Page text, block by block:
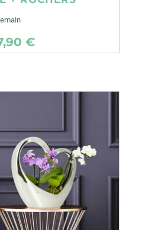
€